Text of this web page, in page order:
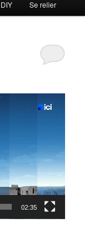
DIY Se relier
02:35